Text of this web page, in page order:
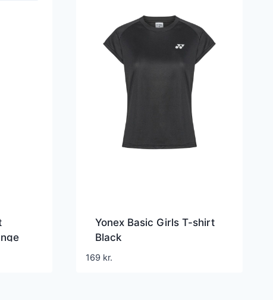
Yonex Basic Girls T-shirt
Black
169 kr.